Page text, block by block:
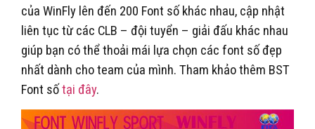
của WinFly lên đến 200 Font số khác nhau, cập nhật
liên tục từ các CLB – đội tuyển – giải đấu khác nhau
giúp bạn có thể thoải mái lựa chọn các font số đẹp
nhất dành cho team của mình. Tham khảo thêm BST
Font sốtại đây.